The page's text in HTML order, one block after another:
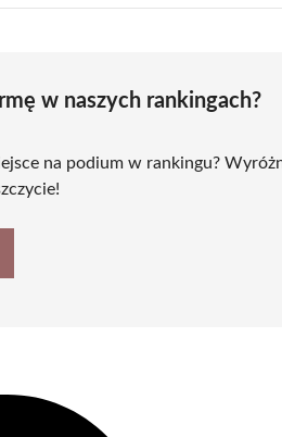
w naszych rankingach?
na podium w rankingu?